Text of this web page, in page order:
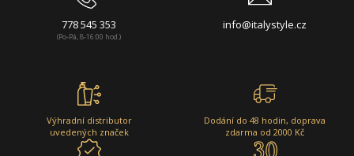
778 545 353
(Po-Pá, 8-16:00 hod.)
info@italystyle.cz
Výhradní distributor
uvedených značek
Dodání do 48 hodin, doprava
zdarma od 2000 Kč